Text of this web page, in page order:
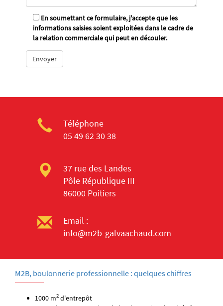
En soumettant ce formulaire, j'accepte que les
informations saisies soient exploitées dans le cadre de
la relation commerciale qui peut en découler.
Téléphone
05 49 62 30 38
37 rue des Landes
Pôle République III
86000 Poitiers
Email :
info@m2b-galvaachaud.com
M2B, boulonnerie professionnelle : quelques chiffres
1000 m2 d'entrepôt